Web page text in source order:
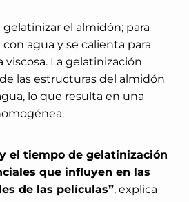
el almidón; para
con agua y se calienta para
La gelatinización
las estructuras del almidón
lo que resulta en una
el tiempo de gelatinización
que influyen en las
de las películas”, explica